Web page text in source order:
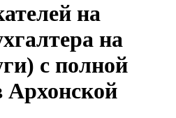
на
на
с полной
Архонской